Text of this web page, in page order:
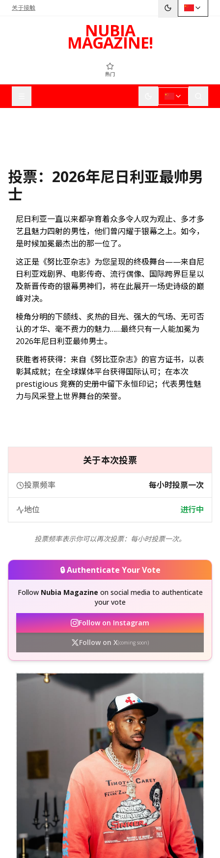
关于接触
NUBIA
MAGAZINE!
热门
投票：2026年尼日利亚最帅男
士
尼日利亚一直以来都孕育着众多令人叹为观止、多才多
艺且魅力四射的男性，他们曾闪耀于银幕之上。如今，
是时候加冕最杰出的那一位了。
这正是《努比亚杂志》为您呈现的终极舞台——来自尼
日利亚戏剧界、电影传奇、流行偶像、国际跨界巨星以
及新晋传奇的银幕男神们，将在此展开一场史诗级的巅
峰对决。
棱角分明的下颌线、炙热的目光、强大的气场、无可否
认的才华、毫不费力的魅力……最终只有一人能加冕为
2026年尼日利亚最帅男士。
获胜者将获得：来自《努比亚杂志》的官方证书，以表
彰其成就；在全球媒体平台获得国际认可；在本次
prestigious 竞赛的史册中留下永恒印记；代表男性魅
力与风采登上世界舞台的荣誉。
关于本次投票
投票频率 每小时投票一次
地位 进行中
投票频率表示你可以再次投票：每小时投票一次。
🔒 Authenticate Your Vote
Follow Nubia Magazine on social media to authenticate
your vote
Follow on Instagram
Follow on X(coming soon)